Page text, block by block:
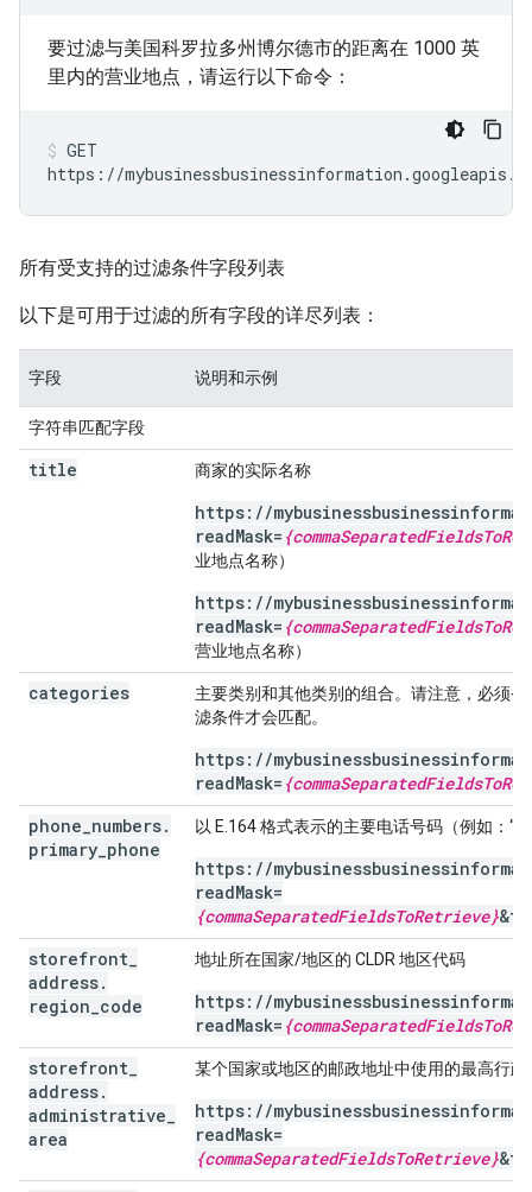
要过滤与美国科罗拉多州博尔德市的距离在 1000 英
里内的营业地点，请运行以下命令：
GET
https://
所有受支持的过滤条件字段列表
以下是可用于过滤的所有字段的详尽列表：
字段 说明和示例
字符串匹配字段
title 商家的实际名称
https://
readMask=
业地点名称）
https://
readMask=
营业地点名称）
categories
主要类别和其他类别的组合。请注意，必须
滤条件才会匹配。
https://
readMask=
phone numbers.
primary phone
以 E.164 格式表示的主要电话号码（例如：
https://
readMask=
{commaSeparatedFieldsToRetrieve}
storefront
address.
region code
地址所在国家/地区的 CLDR 地区代码
https://
readMask=
storefront
address.
administrative
area
某个国家或地区的邮政地址中使用的最高行政
https://
readMask=
{commaSeparatedFieldsToRetrieve}